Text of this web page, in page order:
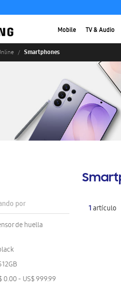
Mobile TV & Audio
Smartphones
1artículo
por
de huella
0.00 - US$ 999.99